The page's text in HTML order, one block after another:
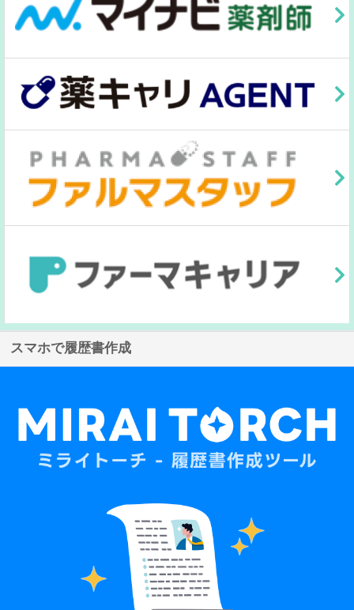
スマホで履歴書作成